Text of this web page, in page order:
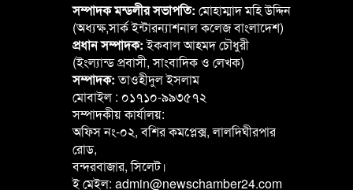
সম্পাদক মন্ডলীর সভাপতি: মোহাম্মাদ মহি উদ্দিন
(অধ্যক্ষ,সার্ক ইন্টারন্যাশনাল কলেজ বাংলাদেশ)
প্রধান সম্পাদক:ইকবাল আহমদ চৌধুরী
(ইংল্যান্ড প্রবাসী, সাংবাদিক ও লেখক)
সম্পাদক:তাওহীদুল ইসলাম
মোবাইল : ০১৭১০-৯৯৩৫৭২
সম্পাদকীয় কার্যালয়:
অফিস নং-০২, বশির কমপ্লেক্স, লালদিঘীরপার
রোড,
বন্দরবাজার, সিলেট।
ই মেইল: admin@newschamber24.com